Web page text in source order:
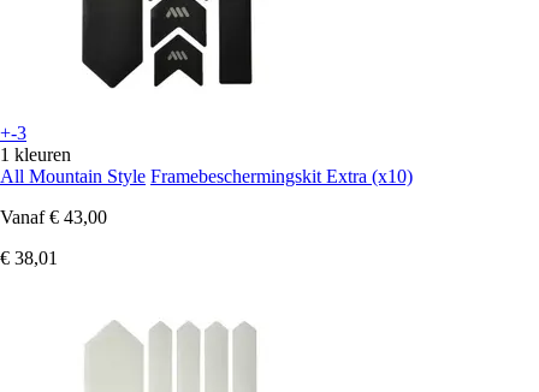
+-3
1 kleuren
All Mountain Style Framebeschermingskit Extra (x10)
Vanaf € 43,00
€ 38,01